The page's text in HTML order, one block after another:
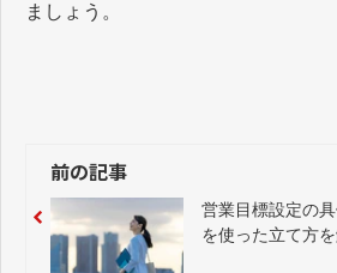
ましょう。
前の記事
営業目標設定の
を使った立て方